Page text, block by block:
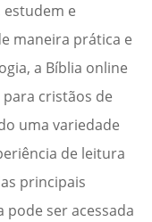
e
maneira prática e
a Bíblia online
cristãos de
uma variedade
de leitura
principais
pode ser acessada